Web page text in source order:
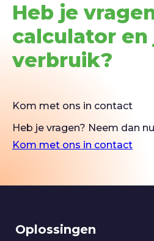
Heb je
calculator
verbruik?
Kom met ons in contact
Heb je vragen? Neem dan
Kom met ons in contact
Oplossingen